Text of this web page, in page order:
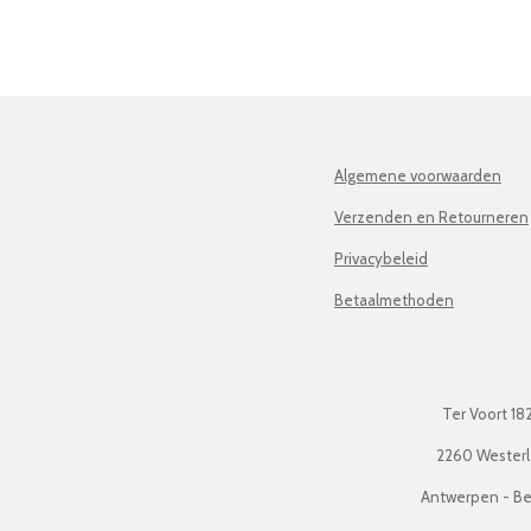
Algemene voorwaarden
Verzenden en Retourneren
Privacybeleid
Betaalmethoden
Ter Voort 182
2260
Antwerpen -